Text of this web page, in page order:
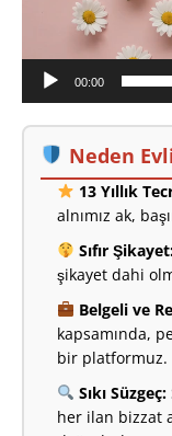
00:00
Neden
13 Yıllık
alnımız ak,
Sıfır
şikayet dahi
Belgeli ve
kapsamında,
bir platformuz.
Sıkı Süzgeç:
her ilan bizzat